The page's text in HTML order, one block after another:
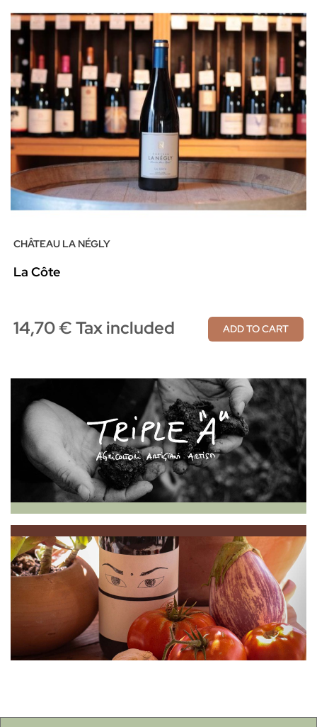
CHÂTEAU LA NÉGLY
La Côte
14,70 € Tax included ADD TO CART